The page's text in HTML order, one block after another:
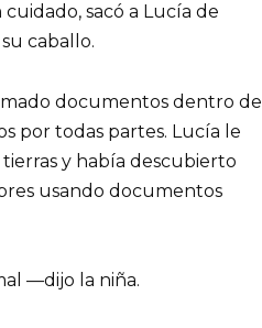
sacó a Lucía de
caballo.
documentos dentro de
por todas partes. Lucía le
y había descubierto
usando documentos
—dijo la niña.